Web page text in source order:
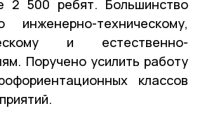
2 500 ребят. Большинство
техническому,
и естественно-
Поручено усилить работу
классов